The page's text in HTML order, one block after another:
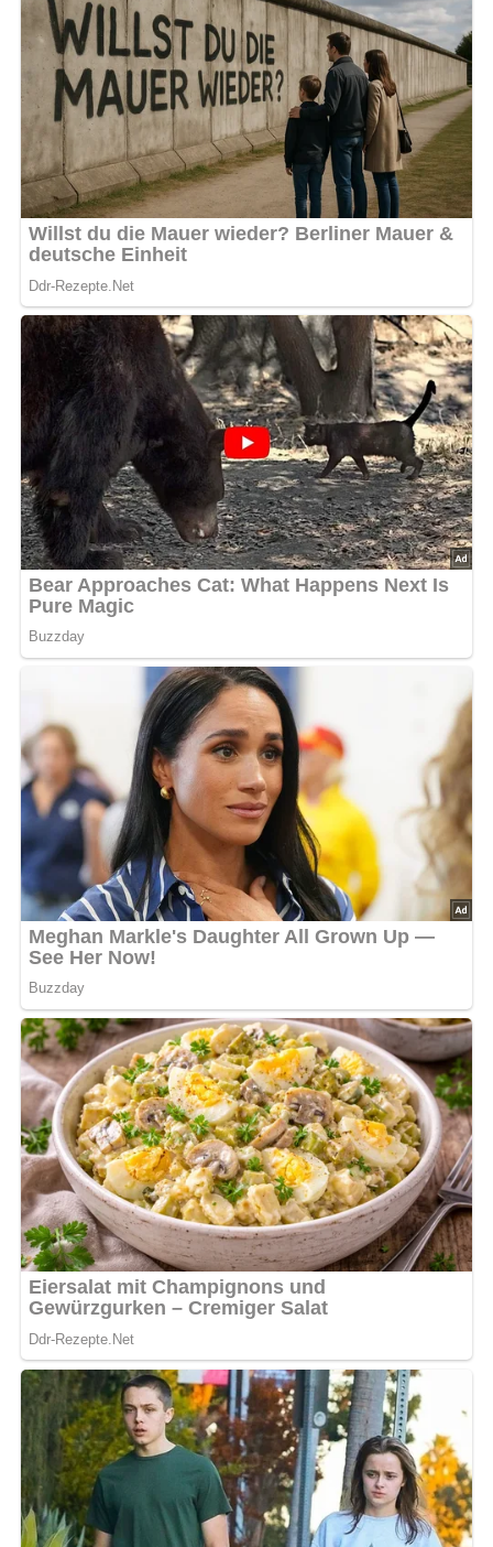
Pin mich!
Nach: Rezepte für zwei, Verlag für die Frau Leipzig, Berlin DDR
Jetzt Sterne vergeben – Rezept
bewerten
5/5(12 Bewertung)